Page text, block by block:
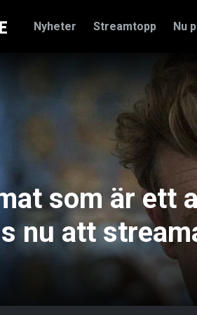
Nyheter Streamtopp Nu
som är ett
nu att